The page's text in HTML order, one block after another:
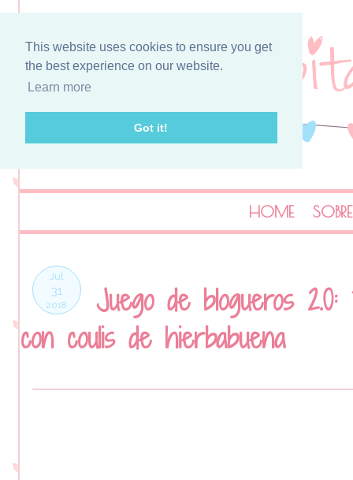
This website uses cookies to ensure you get
the best experience on our website.
Learn more
Got it!
HOME
Jul
31
2018
Juego de blogueros
con coulis de hierbabuena